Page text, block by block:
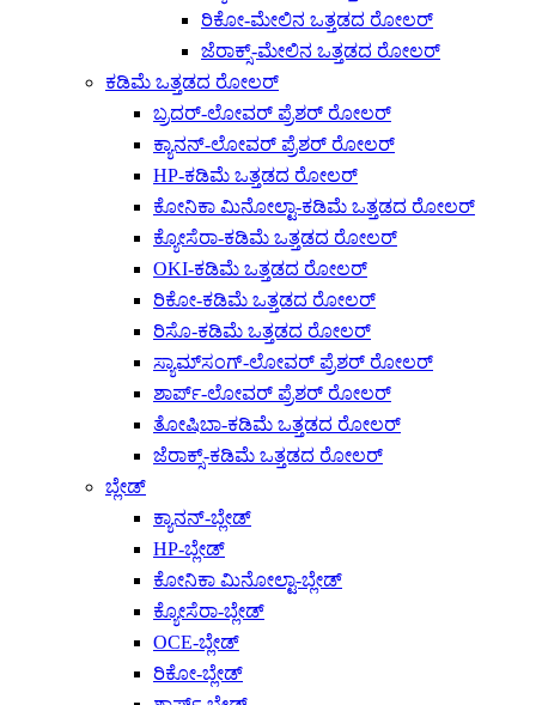
ರಿಕೋ-ಮೇಲಿನ ಒತ್ತಡದ ರೋಲರ್
ಜೆರಾಕ್ಸ್-ಮೇಲಿನ ಒತ್ತಡದ ರೋಲರ್
ಕಡಿಮೆ ಒತ್ತಡದ ರೋಲರ್
ಬ್ರದರ್-ಲೋವರ್ ಪ್ರೆಶರ್ ರೋಲರ್
ಕ್ಯಾನನ್-ಲೋವರ್ ಪ್ರೆಶರ್ ರೋಲರ್
HP-ಕಡಿಮೆ ಒತ್ತಡದ ರೋಲರ್
ಕೋನಿಕಾ ಮಿನೋಲ್ಟಾ-ಕಡಿಮೆ ಒತ್ತಡದ ರೋಲರ್
ಕ್ಯೋಸೆರಾ-ಕಡಿಮೆ ಒತ್ತಡದ ರೋಲರ್
OKI-ಕಡಿಮೆ ಒತ್ತಡದ ರೋಲರ್
ರಿಕೋ-ಕಡಿಮೆ ಒತ್ತಡದ ರೋಲರ್
ರಿಸೊ-ಕಡಿಮೆ ಒತ್ತಡದ ರೋಲರ್
ಸ್ಯಾಮ್‌ಸಂಗ್-ಲೋವರ್ ಪ್ರೆಶರ್ ರೋಲರ್
ಶಾರ್ಪ್-ಲೋವರ್ ಪ್ರೆಶರ್ ರೋಲರ್
ತೋಷಿಬಾ-ಕಡಿಮೆ ಒತ್ತಡದ ರೋಲರ್
ಜೆರಾಕ್ಸ್-ಕಡಿಮೆ ಒತ್ತಡದ ರೋಲರ್
ಬ್ಲೇಡ್
ಕ್ಯಾನನ್-ಬ್ಲೇಡ್
HP-ಬ್ಲೇಡ್
ಕೋನಿಕಾ ಮಿನೋಲ್ಟಾ-ಬ್ಲೇಡ್
ಕ್ಯೋಸೆರಾ-ಬ್ಲೇಡ್
OCE-ಬ್ಲೇಡ್
ರಿಕೋ-ಬ್ಲೇಡ್